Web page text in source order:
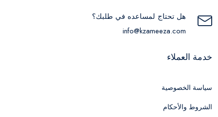
هل تحتاج لمساعده في طلبك؟
info@kzameeza.com
خدمة العملاء
سياسة الخصوصية
الشروط والأحكام